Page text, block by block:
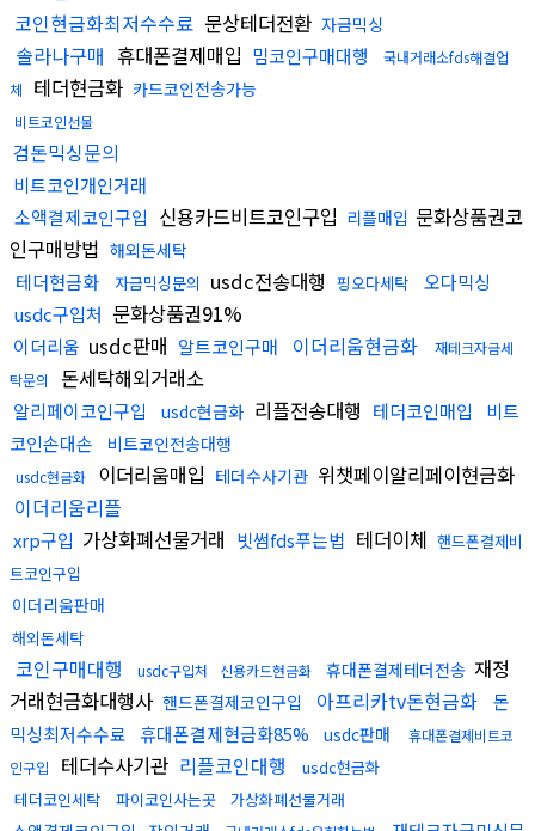
코인현금화최저수수료 문상테더전환 자금믹싱
솔라나구매 휴대폰결제매입 밈코인구매대행
국내거래소fds해결업
체
테더현금화 카드코인전송가능
비트코인선물
검돈믹싱문의
비트코인개인거래
소액결제코인구입 신용카드비트코인구입 리플매입 문화상품권코
인구매방법 해외돈세탁
테더현금화 자금믹싱문의 usdc전송대행 핑오다세탁
오다믹싱
usdc구입처 문화상품권91%
이더리움 usdc판매 알트코인구매 이더리움현금화
재테크자금세
탁문의
돈세탁해외거래소
알리페이코인구입 usdc현금화 리플전송대행 테더코인매입
비트
코인손대손
비트코인전송대행
usdc현금화 이더리움매입 테더수사기관 위챗페이알리페이현금화
이더리움리플
xrp구입 가상화폐선물거래 빗썸fds푸는법 테더이체 핸드폰결제비
트코인구입
이더리움판매
해외돈세탁
코인구매대행 usdc구입처 신용카드현금화 휴대폰결제테더전송 재정
거래현금화대행사 핸드폰결제코인구입 아프리카tv돈현금화
돈
믹싱최저수수료 휴대폰결제현금화85% usdc판매
휴대폰결제비트코
인구입
테더수사기관 리플코인대행
usdc현금화
테더코인세탁
파이코인사는곳 가상화폐선물거래